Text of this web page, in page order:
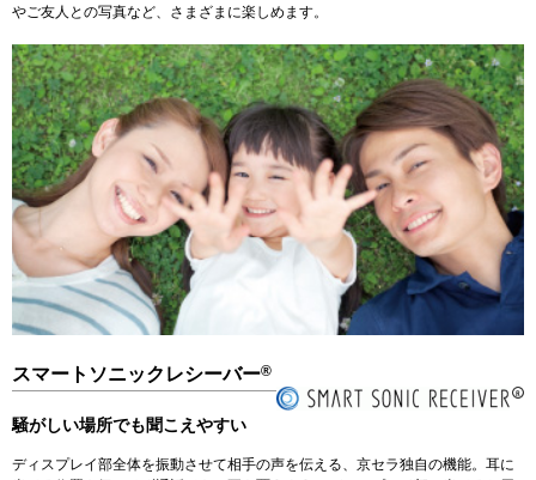
やご友人との写真など、さまざまに楽しめます。
スマートソニックレシーバー®
騒がしい場所でも聞こえやすい
ディスプレイ部全体を振動させて相手の声を伝える、京セラ独自の機能。耳に